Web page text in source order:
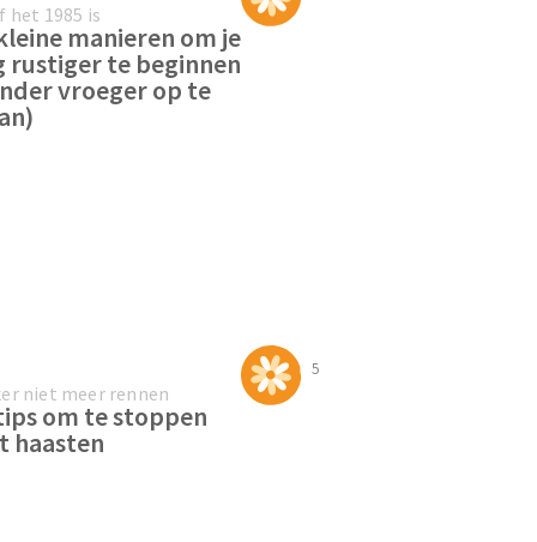
het 1985 is
manieren om je
rustiger te beginnen
vroeger op te
5
niet meer rennen
om te stoppen
haasten